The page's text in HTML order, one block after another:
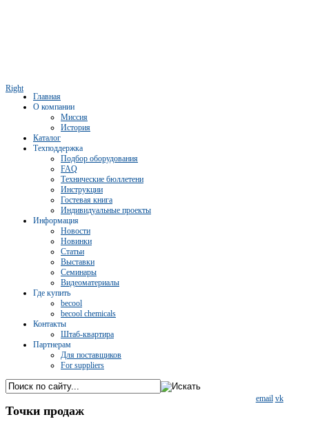
Right
Главная
О компании
Миссия
История
Каталог
Техподдержка
Подбор оборудования
FAQ
Технические бюллетени
Инструкции
Гостевая книга
Индивидуальные проекты
Информация
Новости
Новинки
Статьи
Выставки
Семинары
Видеоматериалы
Где купить
becool
becool chemicals
Контакты
Штаб-квартира
Партнерам
Для поставщиков
For suppliers
email vk
Точки продаж